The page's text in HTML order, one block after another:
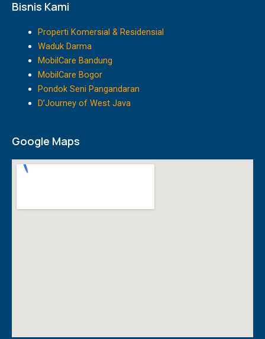
t
g
m
e
o
o
k
b
e
Bisnis Kami
Properti Komersial & Residensial
Waduk Darma
MobilCare Bandung
MobilCare Bogor
Pondok Seni Pangandaran
D’Journey of West Java
Google Maps